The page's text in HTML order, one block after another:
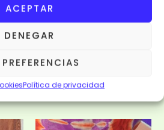
ACEPTAR
DENEGAR
Política de privacidad
la
página
de
VISTA RÁPIDA
Este